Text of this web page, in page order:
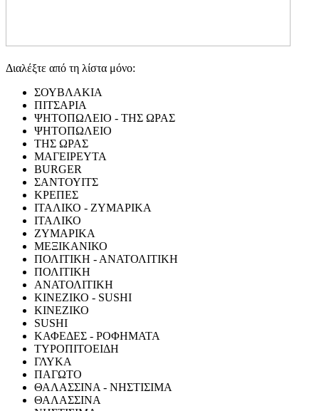
Διαλέξτε από τη λίστα μόνο:
ΣΟΥΒΛΑΚΙΑ
ΠΙΤΣΑΡΙΑ
ΨΗΤΟΠΩΛΕΙΟ - ΤΗΣ ΩΡΑΣ
ΨΗΤΟΠΩΛΕΙΟ
ΤΗΣ ΩΡΑΣ
ΜΑΓΕΙΡΕΥΤΑ
BURGER
ΣΑΝΤΟΥΙΤΣ
ΚΡΕΠΕΣ
ΙΤΑΛΙΚΟ - ΖΥΜΑΡΙΚΑ
ΙΤΑΛΙΚΟ
ΖΥΜΑΡΙΚΑ
ΜΕΞΙΚΑΝΙΚΟ
ΠΟΛΙΤΙΚΗ - ΑΝΑΤΟΛΙΤΙΚΗ
ΠΟΛΙΤΙΚΗ
ΑΝΑΤΟΛΙΤΙΚΗ
ΚΙΝΕΖΙΚΟ - SUSHI
ΚΙΝΕΖΙΚΟ
SUSHI
ΚΑΦΕΔΕΣ - ΡΟΦΗΜΑΤΑ
ΤΥΡΟΠΙΤΟΕΙΔΗ
ΓΛΥΚΑ
ΠΑΓΩΤΟ
ΘΑΛΑΣΣΙΝΑ - ΝΗΣΤΙΣΙΜΑ
ΘΑΛΑΣΣΙΝΑ